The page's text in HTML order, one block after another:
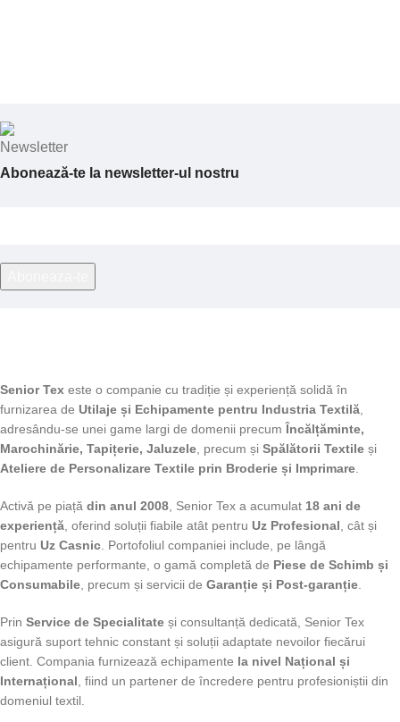
Abonează-te la newsletter-ul nostru
Senior Tex este o companie cu tradiție și experiență solidă în
furnizarea de Utilaje și Echipamente pentru Industria Textilă,
adresându-se unei game largi de domenii precum Încălțăminte,
Marochinărie, Tapițerie, Jaluzele, precum și Spălătorii Textile și
Ateliere de Personalizare Textile prin Broderie și Imprimare.
Activă pe piață din anul 2008, Senior Tex a acumulat 18 ani de
experiență, oferind soluții fiabile atât pentru Uz Profesional, cât și
pentru Uz Casnic. Portofoliul companiei include, pe lângă
echipamente performante, o gamă completă de Piese de Schimb și
Consumabile, precum și servicii de Garanție și Post-garanție.
Prin Service de Specialitate și consultanță dedicată, Senior Tex
asigură suport tehnic constant și soluții adaptate nevoilor fiecărui
client. Compania furnizează echipamente la nivel Național și
Internațional, fiind un partener de încredere pentru profesioniștii din
domeniul textil.